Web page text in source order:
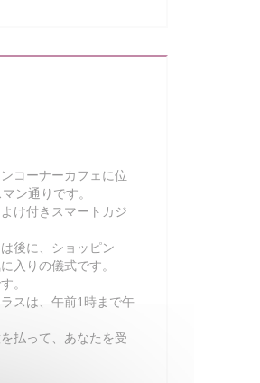
コーナーカフェに位
ン通りです。
け付きスマートカジ
後に、ショッピン
入りの儀式です。
。
スは、午前1時まで午
払って、あなたを受